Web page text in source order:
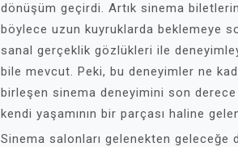
dönüşüm geçirdi. Artık sinema
böylece uzun kuyruklarda beklemeye
sanal gerçeklik gözlükleri ile
bile mevcut. Peki, bu deneyimler ne
birleşen sinema deneyimini son
kendi yaşamının bir parçası haline
Sinema salonları gelenekten geleceğe